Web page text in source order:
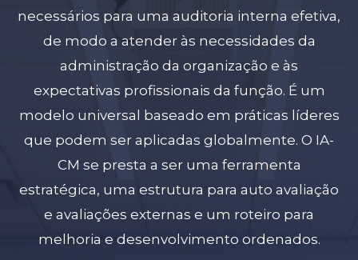
necessários para uma auditoria interna efetiva,
de modo a atender às necessidades da
administração da organização e às
expectativas profissionais da função. É um
modelo universal baseado em práticas líderes
que podem ser aplicadas globalmente. O IA-
CM se presta a ser uma ferramenta
estratégica, uma estrutura para auto avaliação
e avaliações externas e um roteiro para
melhoria e desenvolvimento ordenados.